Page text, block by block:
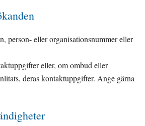
person- eller organisationsnummer eller
eller, om ombud eller
deras kontaktuppgifter. Ange gärna